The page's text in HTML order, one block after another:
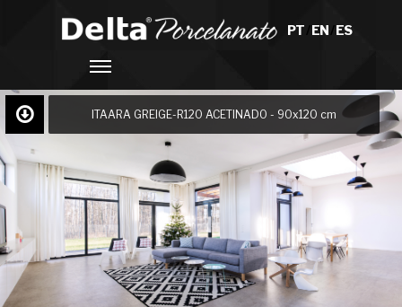
PT EN/ES
ITAARA GREIGE-R120 ACETINADO - 90x120 cm